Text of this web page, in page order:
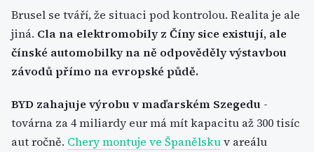
Brusel se tváří, že situaci pod kontrolou. Realita je ale
jiná. Cla na elektromobily z Číny sice existují, ale
čínské automobilky na ně odpověděly výstavbou
závodů přímo na evropské půdě.
BYD zahajuje výrobu v maďarském Szegedu -
továrna za 4 miliardy eur má mít kapacitu až 300 tisíc
aut ročně. Chery montuje ve Španělskuv areálu